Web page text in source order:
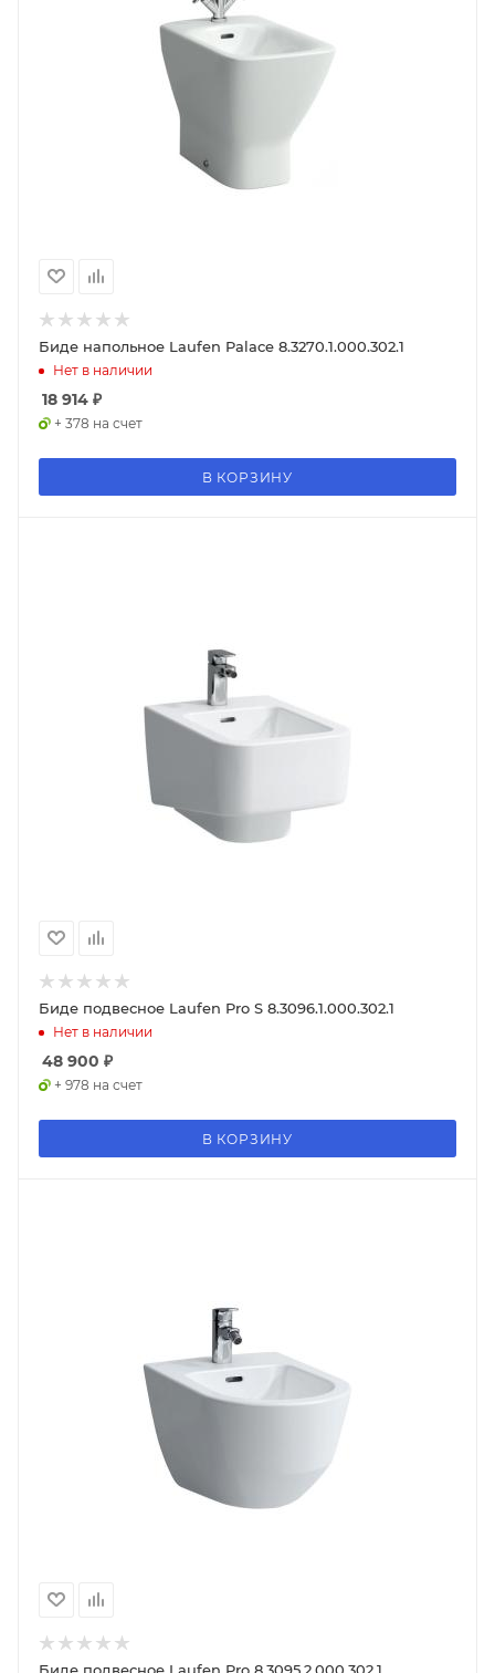
Биде напольное Laufen Palace 8.3270.1.000.302.1
Нет в наличии
18 914 ₽
+ 378 на счет
В КОРЗИНУ
Биде подвесное Laufen Pro S 8.3096.1.000.302.1
Нет в наличии
48 900 ₽
+ 978 на счет
В КОРЗИНУ
Биде подвесное Laufen Pro 8.3095.2.000.302.1